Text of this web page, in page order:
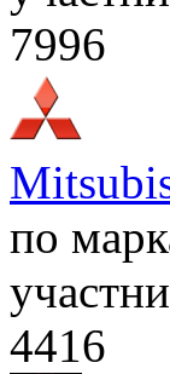
7996
по
4416